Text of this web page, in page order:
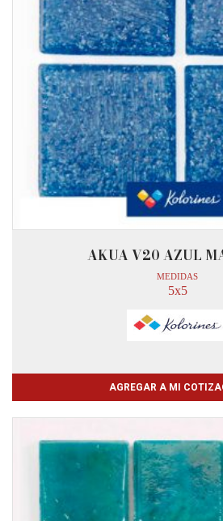
AKUA V20 AZUL
MEDIDAS
5x5
AGREGAR A MI